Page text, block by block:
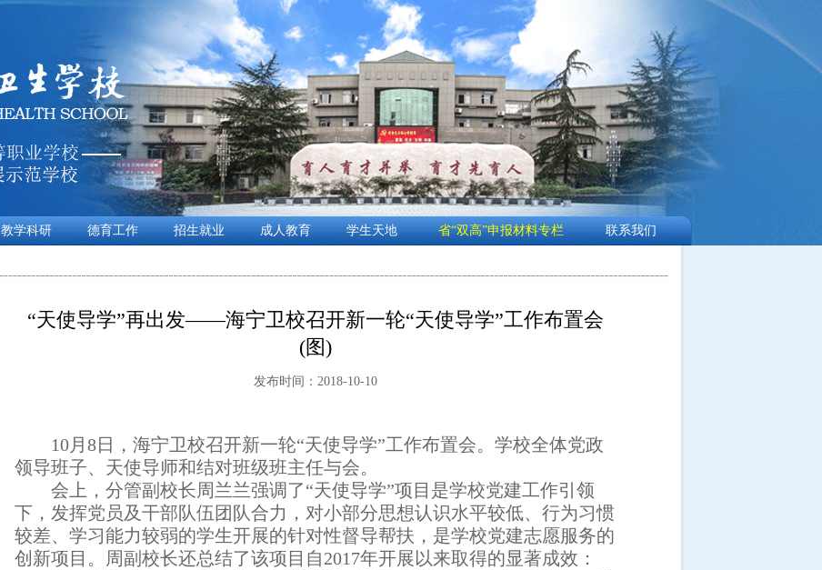
教学科研 德育工作 招生就业 成人教育 学生天地 省“双高”申报材料专栏 联系我们
“天使导学”再出发——海宁卫校召开新一轮“天使导学”工作布置会
(图)
发布时间：2018-10-10
10月 8日，海宁卫校召开新一轮“天使导学”工作布置会。学校全体党政
领导班子、天使导师和结对班级班主任与会。
会上，分管副校长周兰兰强调了“天使导学”项目是学校党建工作引领
下，发挥党员及干部队伍团队合力，对小部分思想认识水平较低、行为习惯
较差、学习能力较弱的学生开展的针对性督导帮扶，是学校党建志愿服务的
创新项目。周副校长还总结了该项目自2017年开展以来取得的显著成效：